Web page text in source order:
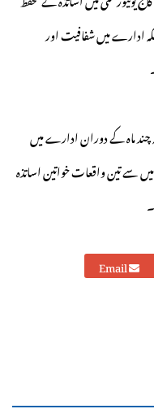
ادارے میں شفافیت اور
چند ماہ کے دوران ادارے میں
جن میں سے تین واقعات خواتین اساتذہ
Email